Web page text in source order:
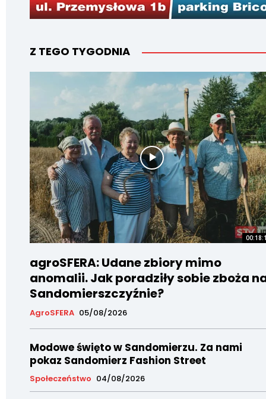
Z TEGO TYGODNIA
agroSFERA: Udane zbiory mimo
anomalii. Jak poradziły sobie zboża
Sandomierszczyźnie?
AgroSFERA 05/08/2026
Modowe święto w Sandomierzu. Za nami
pokaz Sandomierz Fashion Street
Społeczeństwo 04/08/2026